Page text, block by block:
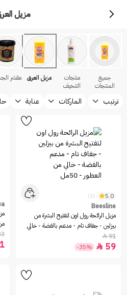
مزيل
جميع
المنتجات
منتجات
التنحيف
مزيل العرق مقشر
ترتيب الماركات عناية
5.0
(1)
Beesline
مزيل الرائحة رول اون لتفتيح البشرة من
بيزلين - جفاف تام - مدعم بالفضة - خالي
من العطور - 50مل
91

59

-35%